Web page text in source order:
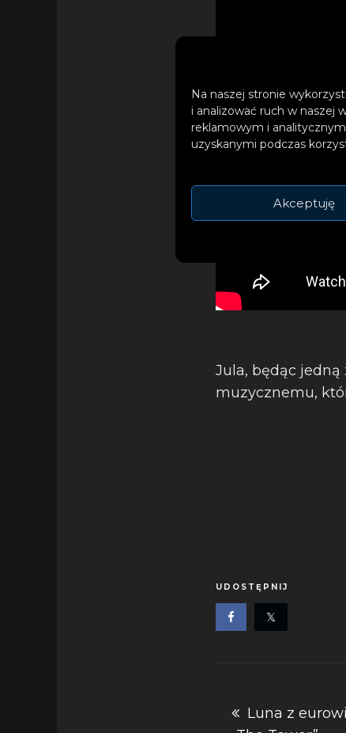
Na naszej stronie
i analizować ruch w naszej
reklamowym i
uzyskanymi podczas
Akceptuję
Jula, będąc
muzycznemu,
UDOSTĘPNIJ
Luna z